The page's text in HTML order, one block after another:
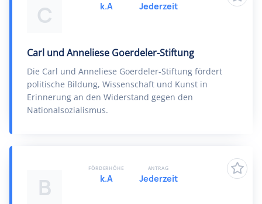
C
Carl und Anneliese Goerdeler-Stiftung
Die Carl und Anneliese Goerdeler-Stiftung fördert
politische Bildung, Wissenschaft und Kunst in
Erinnerung an den Widerstand gegen den
Nationalsozialismus.
k.A Jederzeit
B
FÖRDERHÖHE
k.A
ANTRAG
Jederzeit